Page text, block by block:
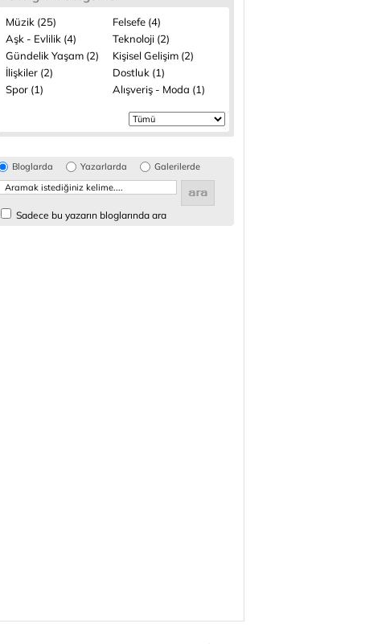
Müzik (25)
Felsefe (4)
Aşk - Evlilik (4)
Teknoloji (2)
Gündelik Yaşam (2)
Kişisel Gelişim (2)
İlişkiler (2)
Dostluk (1)
Spor (1)
Alışveriş - Moda (1)
Bloglarda Yazarlarda Galerilerde
Sadece bu yazarın bloglarında ara